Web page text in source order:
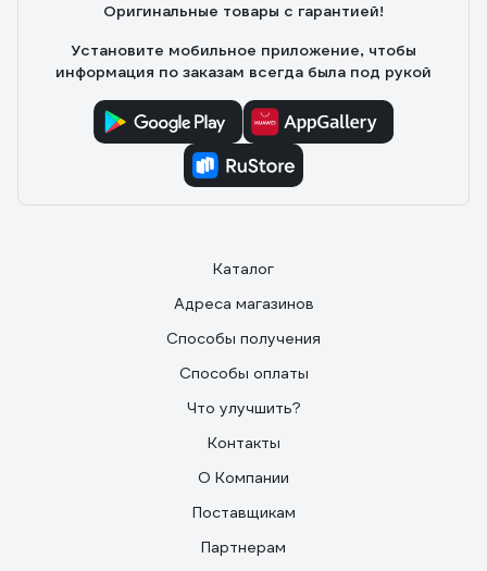
Оригинальные товары с гарантией!
Установите мобильное приложение, чтобы
информация по заказам всегда была под рукой
Каталог
Адреса магазинов
Способы получения
Способы оплаты
Что улучшить?
Контакты
О Компании
Поставщикам
Партнерам